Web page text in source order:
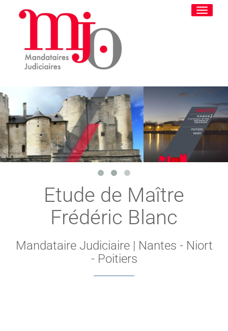
Toggle
Etude de Maître
Frédéric Blanc
Mandataire Judiciaire | Nantes - Niort
- Poitiers